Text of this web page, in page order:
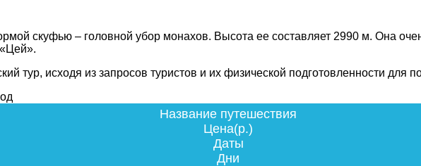
скуфью – головной убор монахов. Высота ее составляет 2990 м. Она
тур, исходя из запросов туристов и их физической подготовленности для
Название путешествия
Цена(р.)
Даты
Дни